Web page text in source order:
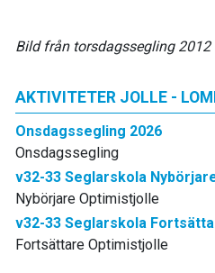
Bild från torsdagssegling 2012
AKTIVITETER JOLLE -
Onsdagssegling 2026
Onsdagssegling
v32-33 Seglarskola
Nybörjare Optimistjolle
v32-33 Seglarskola
Fortsättare Optimistjolle